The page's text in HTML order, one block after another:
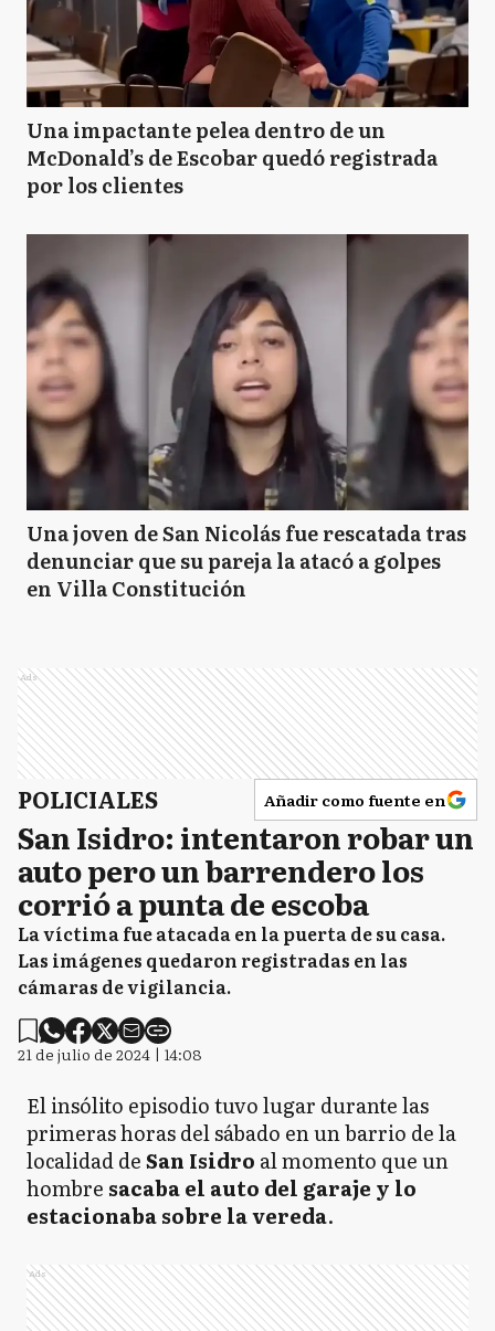
Una impactante pelea dentro de un
McDonald’s de Escobar quedó registrada
por los clientes
Una joven de San Nicolás fue rescatada tras
denunciar que su pareja la atacó a golpes
en Villa Constitución
Ads
POLICIALES Añadir como fuente en
San Isidro: intentaron robar un
auto pero un barrendero los
corrió a punta de escoba
La víctima fue atacada en la puerta de su casa.
Las imágenes quedaron registradas en las
cámaras de vigilancia.
21 de julio de 2024 | 14:08
El insólito episodio tuvo lugar durante las
primeras horas del sábado en un barrio de la
localidad deSan Isidro al momento que un
hombre sacaba el auto del garaje y lo
estacionaba sobre la vereda.
Ads